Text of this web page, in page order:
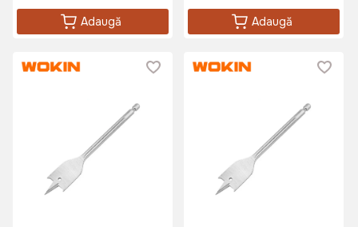
Adaugă Adaugă